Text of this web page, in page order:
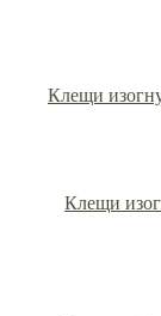
Клещи
Клещи